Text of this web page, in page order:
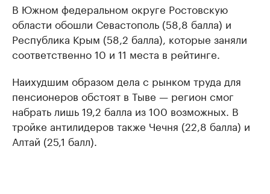
В Южном федеральном округе Ростовскую
области обошли Севастополь (58,8 балла) и
Республика Крым (58,2 балла), которые заняли
соответственно 10 и 11 места в рейтинге.
Наихудшим образом дела с рынком труда для
пенсионеров обстоят в Тыве — регион смог
набрать лишь 19,2 балла из 100 возможных. В
тройке антилидеров также Чечня (22,8 балла) и
Алтай (25,1 балл).